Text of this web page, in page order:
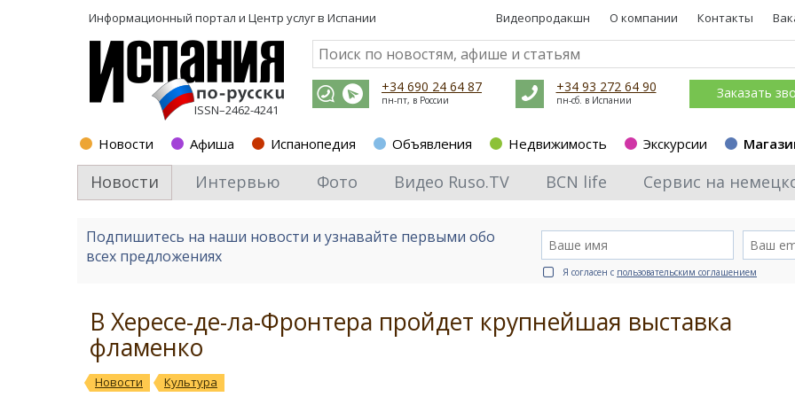
Информационный портал и Центр услуг в Испании Видеопродакшн О компании Контакты
ISSN–2462-4241
+34 690 24 64 87
пн-пт, в России
+34 93 272 64 90
пн-сб. в Испании Заказать
Новости Афиша Испанопедия Объявления Недвижимость Экскурсии
Новости Интервью Фото Видео Ruso.TV BCN life Сервис на
Подпишитесь на наши новости и узнавайте первыми обо
всех предложениях
Я согласен с пользовательским соглашением
В Хересе-де-ла-Фронтера пройдет крупнейшая выставка
фламенко
Новости Культура